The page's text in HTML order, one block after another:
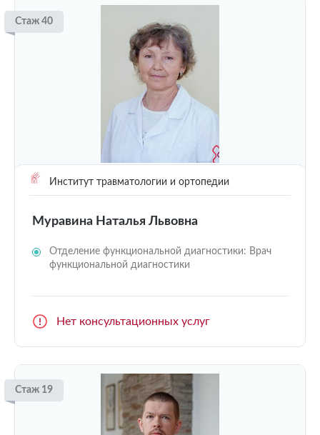
Стаж 40
Институт травматологии и ортопедии
Муравина Наталья Львовна
Отделение функциональной диагностики: Врач
функциональной диагностики
Нет консультационных услуг
Стаж 19